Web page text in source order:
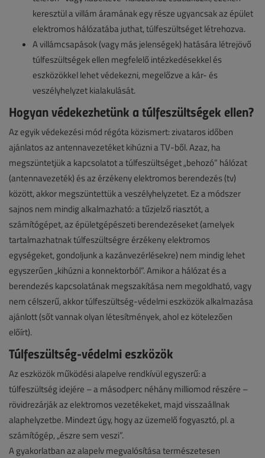
keresztül a villám áramának egy része ugyancsak az épület
elektromos hálózatába juthat, túlfeszültséget létrehozva.
A villámcsapások (vagy más jelenségek) hatására létrejövő
túlfeszültségek ellen megfelelő intézkedésekkel és
eszközökkel lehet védekezni, megelőzve a kár- és
veszélyhelyzet kialakulását.
Hogyan védekezhetünk a túlfeszültségek ellen?
Az egyik védekezési mód régóta közismert: zivataros időben
ajánlatos az antennavezetéket kihúzni a TV-ből. Azaz, ha
megszüntetjük a kapcsolatot a túlfeszültséget „behozó” hálózat
(antennavezeték) és az érzékeny elektromos berendezés (tv)
között, akkor megszüntettük a veszélyhelyzetet. Ez a módszer
sajnos nem mindig alkalmazható: a tűzjelző riasztót, a
számítógépet, az épületgépészeti berendezéseket (amelyek
tartalmazhatnak túlfeszültségre érzékeny elektromos
egységeket, gondoljunk a kazánvezérlésekre) nem mindig lehet
egyszerűen „kihúzni a konnektorból”. Amikor a hálózat és a
berendezés kapcsolatának megszakítása nem megoldható, vagy
nem célszerű, akkor túlfeszültség-védelmi eszközök alkalmazása
ajánlott (sőt vannak olyan létesítmények, ahol ez kötelezően
előírt).
Túlfeszültség-védelmi eszközök
Az eszközök működési alapelve rendkívül egyszerű: a
túlfeszültség idejére – a másodperc néhány milliomod részére –
rövidrezárják az elektromos vezetékeket, majd visszaállnak
alaphelyzetbe. Mindezt úgy, hogy az üzemelő fogyasztó, pl. a
számítógép, „észre sem veszi”.
A gyakorlatban az alapelv megvalósítása természetesen